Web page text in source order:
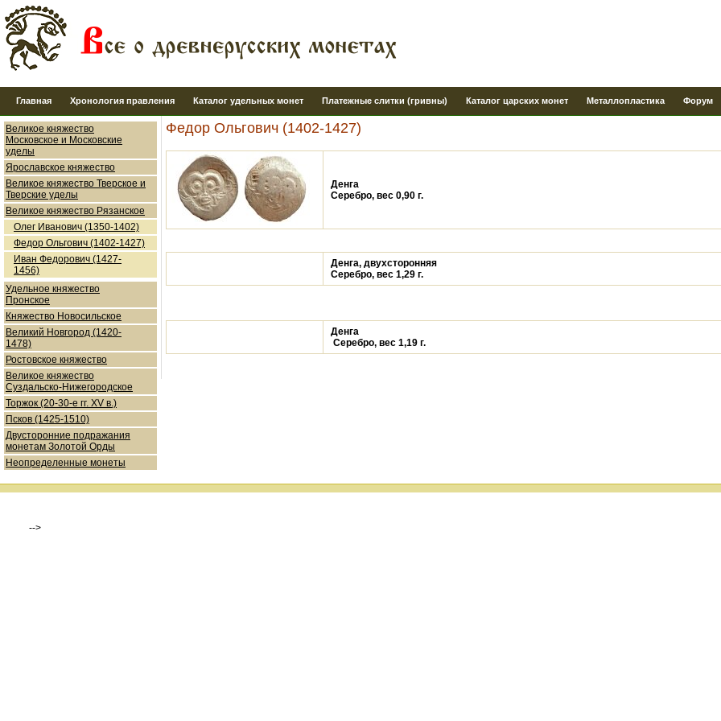
Главная Хронология правления Каталог удельных монет Платежные слитки (гривны) Каталог царских монет Металлопластика Форум
Великое княжество
Московское и Московские
уделы
Ярославское княжество
Великое княжество Тверское и
Тверские уделы
Великое княжество Рязанское
Олег Иванович (1350-1402)
Федор Ольгович (1402-1427)
Иван Федорович (1427-
1456)
Удельное княжество
Пронское
Княжество Новосильское
Великий Новгород (1420-
1478)
Ростовское княжество
Великое княжество
Суздальско-Нижегородское
Торжок (20-30-е гг. XV в.)
Псков (1425-1510)
Двусторонние подражания
монетам Золотой Орды
Неопределенные монеты
Федор Ольгович (1402-1427)
Денга
Серебро, вес 0,90 г.
Денга, двухсторонняя
Серебро, вес 1,29 г.
Денга
Серебро, вес 1,19 г.
-->